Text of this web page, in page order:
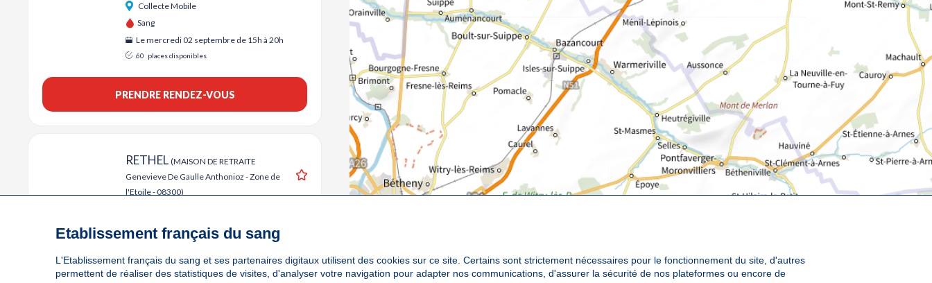
Collecte Mobile
Sang
Le mercredi 02 septembre de 15h à 20h
60 places disponibles
PRENDRE RENDEZ-VOUS
RETHEL (MAISON DE RETRAITE
Genevieve De Gaulle Anthonioz - Zone de
l'Etoile - 08300)
Ajouter aux favoris
Sang
Le jeudi 17 septembre de 14h à 19h30
66 places disponibles
Etablissement français du sang
L'Etablissement français du sang et ses partenaires digitaux utilisent des cookies sur ce site. Certains sont strictement nécessaires pour le fonctionnement du site, d'autres
permettent de réaliser des statistiques de visites, d'analyser votre navigation pour adapter nos communications, d'assurer la sécurité de nos plateformes ou encore de